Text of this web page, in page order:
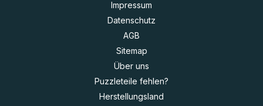
Impressum
Datenschutz
AGB
Sitemap
Über uns
Puzzleteile fehlen?
Herstellungsland